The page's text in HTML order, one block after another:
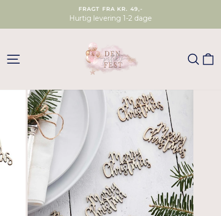
FRAGT FRA KR. 49,-
Hurtig levering 1-2 dage
SØG